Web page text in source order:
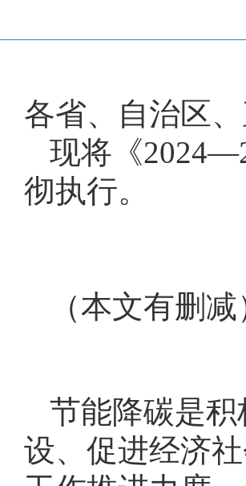
各省、自治区
现将《
彻执行。
（本文有删减
节能降碳是
设、促进经济